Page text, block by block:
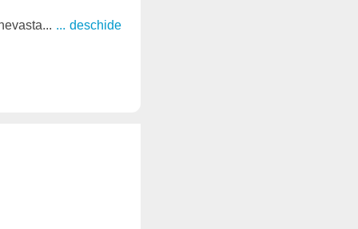
... deschide